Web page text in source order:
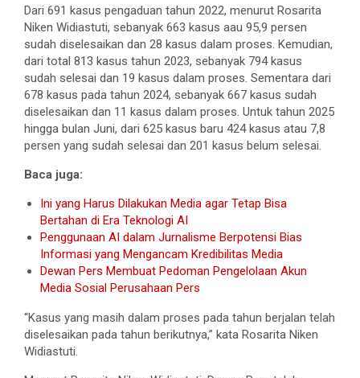
Dari 691 kasus pengaduan tahun 2022, menurut Rosarita
Niken Widiastuti, sebanyak 663 kasus aau 95,9 persen
sudah diselesaikan dan 28 kasus dalam proses. Kemudian,
dari total 813 kasus tahun 2023, sebanyak 794 kasus
sudah selesai dan 19 kasus dalam proses. Sementara dari
678 kasus pada tahun 2024, sebanyak 667 kasus sudah
diselesaikan dan 11 kasus dalam proses. Untuk tahun 2025
hingga bulan Juni, dari 625 kasus baru 424 kasus atau 7,8
persen yang sudah selesai dan 201 kasus belum selesai.
Baca juga:
Ini yang Harus Dilakukan Media agar Tetap Bisa
Bertahan di Era Teknologi AI
Penggunaan AI dalam Jurnalisme Berpotensi Bias
Informasi yang Mengancam Kredibilitas Media
Dewan Pers Membuat Pedoman Pengelolaan Akun
Media Sosial Perusahaan Pers
“Kasus yang masih dalam proses pada tahun berjalan telah
diselesaikan pada tahun berikutnya,” kata Rosarita Niken
Widiastuti.